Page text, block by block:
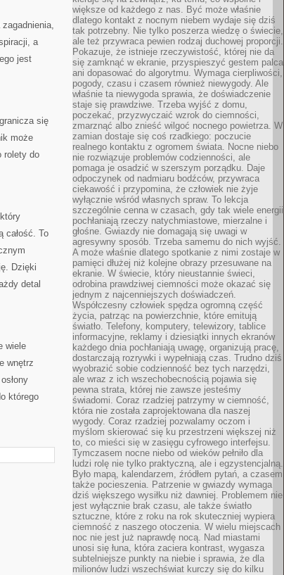
a
jest
się
może
rolety do
całość. To
Dzięki
detal
wiele
wnętrz
którego
większe od każdego z nas. Być może właśnie
dlatego kontakt z nocnym niebem wydaje się dziś
tak potrzebny. Nie tylko poszerza wiedzę o świecie,
ale też przywraca pewien rodzaj duchowej proporcji.
Pokazuje, że istnieje rzeczywistość, której nie da
się zamknąć w ekranie, przyspieszyć gestem palca
ani dopasować do algorytmu. Wymaga cierpliwości,
pogody, czasu i czasem również niewygody. Ale
właśnie ta niewygoda sprawia, że doświadczenie
staje się prawdziwe. Trzeba wyjść z domu,
poczekać, przyzwyczaić wzrok do ciemności,
zmarznąć albo znieść wilgoć nocnego powietrza. W
zamian dostaje się coś rzadkiego: poczucie
realnego kontaktu z ogromem świata. Nocne niebo
nie rozwiązuje problemów codzienności, ale
pomaga je osadzić w szerszym porządku. Daje
odpoczynek od nadmiaru bodźców, przywraca
ciekawość i przypomina, że człowiek nie żyje
wyłącznie wśród własnych spraw. To lekcja
szczególnie cenna w czasach, gdy tak wiele energii
pochłaniają rzeczy natychmiastowe, mierzalne i
głośne. Gwiazdy nie domagają się uwagi w
agresywny sposób. Trzeba samemu do nich wyjść.
A może właśnie dlatego spotkanie z nimi zostaje w
pamięci dłużej niż kolejne obrazy przesuwane na
ekranie. W świecie, który nieustannie świeci,
odrobina prawdziwej ciemności może okazać się
jednym z najcenniejszych doświadczeń.
Współczesny człowiek spędza ogromną część
życia, patrząc na powierzchnie, które emitują
światło. Telefony, komputery, telewizory, tablice
informacyjne, reklamy i dziesiątki innych ekranów
każdego dnia pochłaniają uwagę, organizują pracę,
dostarczają rozrywki i wypełniają czas. Trudno dziś
wyobrazić sobie codzienność bez tych narzędzi,
ale wraz z ich wszechobecnością pojawia się
pewna strata, której nie zawsze jesteśmy
świadomi. Coraz rzadziej patrzymy w ciemność,
która nie została zaprojektowana dla naszej
wygody. Coraz rzadziej pozwalamy oczom i
myślom skierować się ku przestrzeni większej niż
to, co mieści się w zasięgu cyfrowego interfejsu.
Tymczasem nocne niebo od wieków pełniło dla
ludzi rolę nie tylko praktyczną, ale i egzystencjalną.
Było mapą, kalendarzem, źródłem pytań, a czasem
także pocieszenia. Patrzenie w gwiazdy wymaga
dziś większego wysiłku niż dawniej. Problemem nie
jest wyłącznie brak czasu, ale także światło
sztuczne, które z roku na rok skuteczniej wypiera
ciemność z naszego otoczenia. W wielu miejscach
noc nie jest już naprawdę nocą. Nad miastami
unosi się łuna, która zaciera kontrast, wygasza
subtelniejsze punkty na niebie i sprawia, że dla
milionów ludzi wszechświat kurczy się do kilku